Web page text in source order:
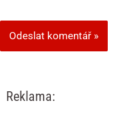
Reklama: